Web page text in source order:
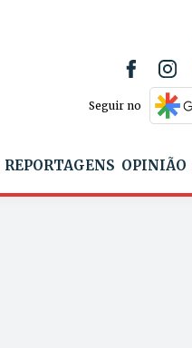
Seguir no
REPORTAGENS OPINIÃO